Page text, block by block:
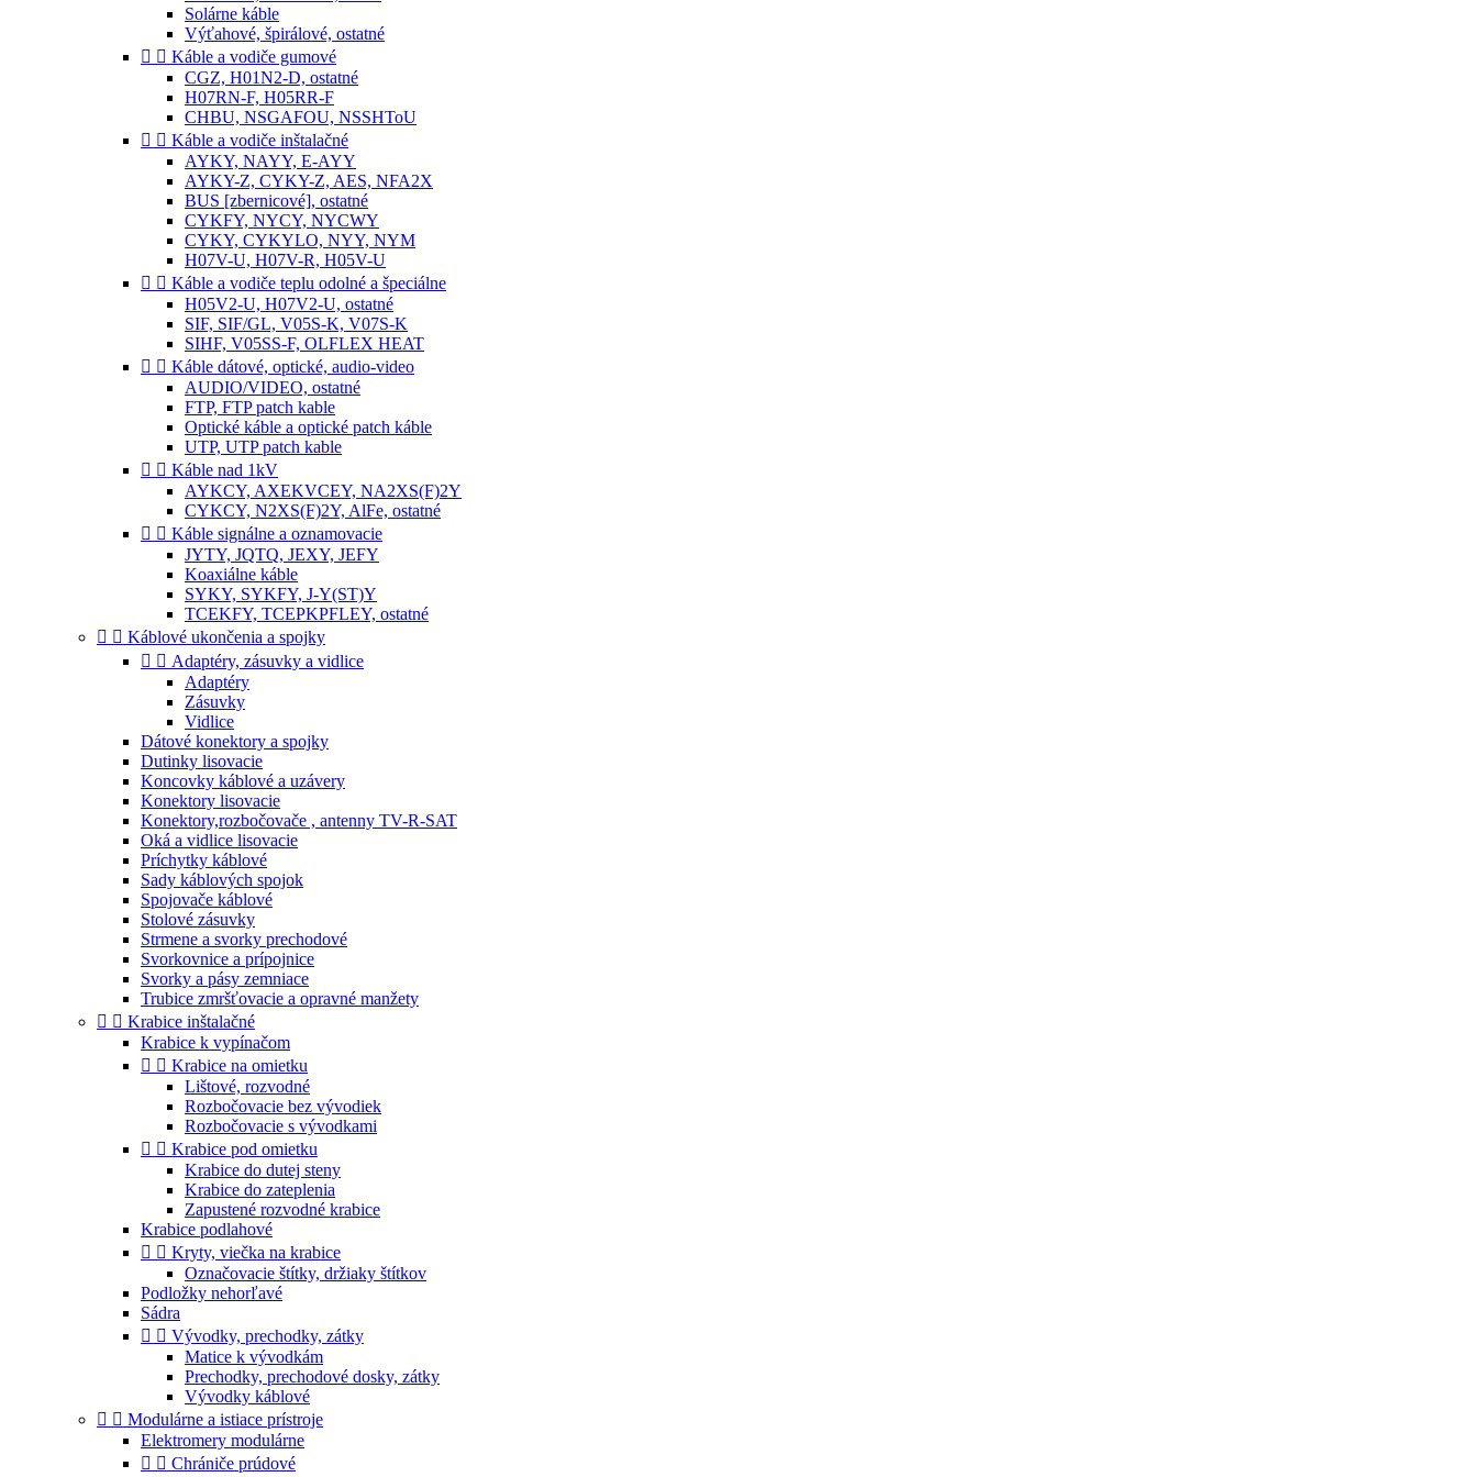
Solárne káble
Výťahové, špirálové, ostatné
  Káble a vodiče gumové
CGZ, H01N2-D, ostatné
H07RN-F, H05RR-F
CHBU, NSGAFOU, NSSHToU
  Káble a vodiče inštalačné
AYKY, NAYY, E-AYY
AYKY-Z, CYKY-Z, AES, NFA2X
BUS [zbernicové], ostatné
CYKFY, NYCY, NYCWY
CYKY, CYKYLO, NYY, NYM
H07V-U, H07V-R, H05V-U
  Káble a vodiče teplu odolné a špeciálne
H05V2-U, H07V2-U, ostatné
SIF, SIF/GL, V05S-K, V07S-K
SIHF, V05SS-F, OLFLEX HEAT
  Káble dátové, optické, audio-video
AUDIO/VIDEO, ostatné
FTP, FTP patch kable
Optické káble a optické patch káble
UTP, UTP patch kable
  Káble nad 1kV
AYKCY, AXEKVCEY, NA2XS(F)2Y
CYKCY, N2XS(F)2Y, AlFe, ostatné
  Káble signálne a oznamovacie
JYTY, JQTQ, JEXY, JEFY
Koaxiálne káble
SYKY, SYKFY, J-Y(ST)Y
TCEKFY, TCEPKPFLEY, ostatné
  Káblové ukončenia a spojky
  Adaptéry, zásuvky a vidlice
Adaptéry
Zásuvky
Vidlice
Dátové konektory a spojky
Dutinky lisovacie
Koncovky káblové a uzávery
Konektory lisovacie
Konektory,rozbočovače , antenny TV-R-SAT
Oká a vidlice lisovacie
Príchytky káblové
Sady káblových spojok
Spojovače káblové
Stolové zásuvky
Strmene a svorky prechodové
Svorkovnice a prípojnice
Svorky a pásy zemniace
Trubice zmršťovacie a opravné manžety
  Krabice inštalačné
Krabice k vypínačom
  Krabice na omietku
Lištové, rozvodné
Rozbočovacie bez vývodiek
Rozbočovacie s vývodkami
  Krabice pod omietku
Krabice do dutej steny
Krabice do zateplenia
Zapustené rozvodné krabice
Krabice podlahové
  Kryty, viečka na krabice
Označovacie štítky, držiaky štítkov
Podložky nehorľavé
Sádra
  Vývodky, prechodky, zátky
Matice k vývodkám
Prechodky, prechodové dosky, zátky
Vývodky káblové
  Modulárne a istiace prístroje
Elektromery modulárne
  Chrániče prúdové